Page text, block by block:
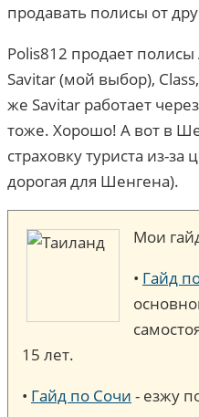
продавать полисы от
Polis812 продает
Savitar (мой выбор),
же Savitar работает
тоже. Хорошо! А вот в
страховку туриста из-
дорогая для Шенгена).
Мои
• Гайд
15 лет.
• Гайд по Сочи - езжу